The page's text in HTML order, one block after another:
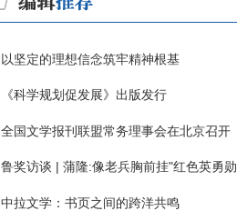
以坚定的理想信念筑牢精神根基
《科学规划促发展》出版发行
全国文学报刊联盟常务理事会在北京召开
鲁奖访谈 | 蒲隆:像老兵胸前挂"红色英勇勋章"
中拉文学：书页之间的跨洋共鸣